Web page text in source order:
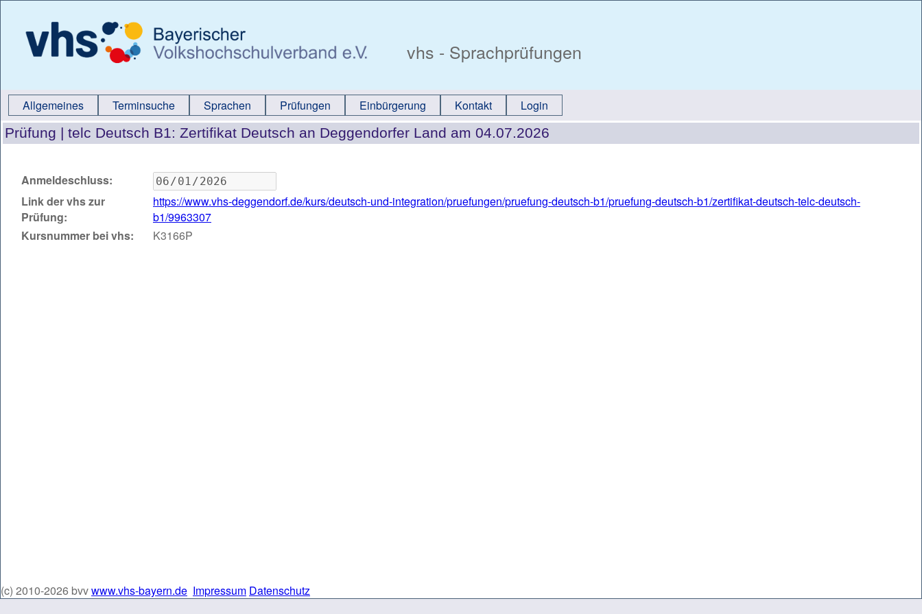
vhs - Sprachprüfungen
Allgemeines Terminsuche Sprachen Prüfungen Einbürgerung Kontakt Login
Prüfung | telc Deutsch B1: Zertifikat Deutsch an Deggendorfer Land am 04.07.2026
Anmeldeschluss:
Link der vhs zur
Prüfung:
https://www.vhs-deggendorf.de/kurs/deutsch-und-integration/pruefungen/pruefung-deutsch-b1/pruefung-deutsch-b1/zertifikat-deutsch-telc-deutsch-
b1/9963307
Kursnummer bei vhs:
K3166P
(c) 2010-2026 bvvwww.vhs-bayern.de Impressum Datenschutz